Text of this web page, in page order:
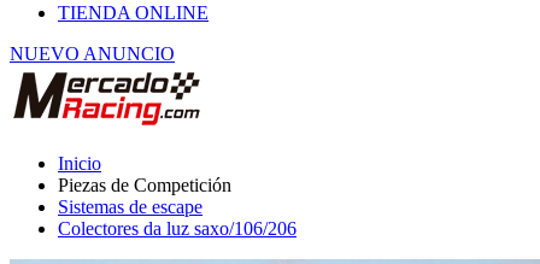
NUEVO ANUNCIO
Piezas de Competición
Sistemas de escape
Colectores da luz saxo/106/206